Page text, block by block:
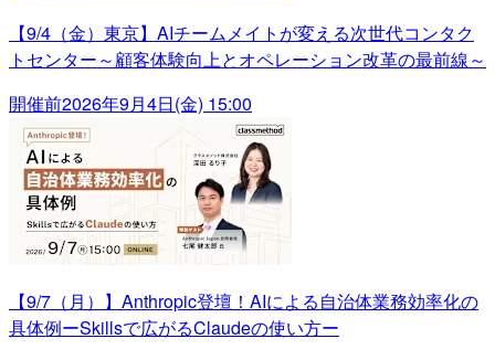
【9/4（金）東京】AIチームメイトが変える次世代コンタク
トセンター～顧客体験向上とオペレーション改革の最前線～
開催前2026年9月4日(金) 15:00
【9/7（月）】Anthropic登壇！AIによる自治体業務効率化の
具体例ーSkillsで広がるClaudeの使い方ー